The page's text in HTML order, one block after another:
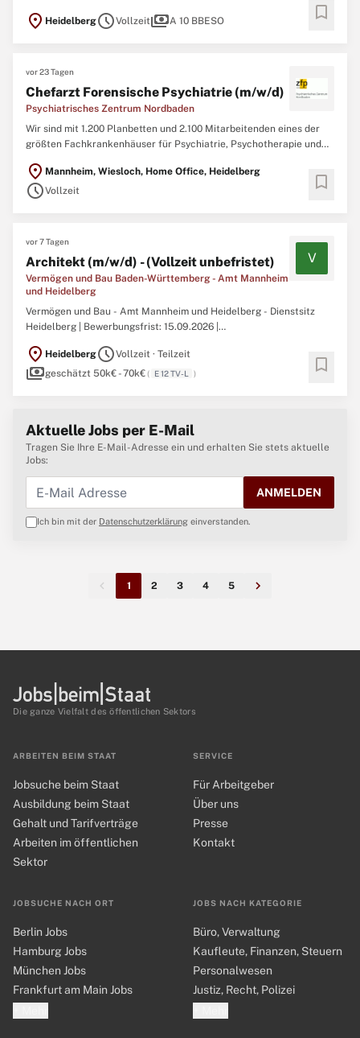
Stadtkreise Mannheim und Heidelberg sowie den Rhein-Neckar-
location_on HeidelbergscheduleVollzeitpaymentsA 10 BBESO bookmark
vor 23 Tagen
Chefarzt Forensische Psychiatrie (m/w/d)
Psychiatrisches Zentrum Nordbaden
Wir sind mit 1.200 Planbetten und 2.100 Mitarbeitenden eines der
größten Fachkrankenhäuser für Psychiatrie, Psychotherapie und
Kliniken an mehreren Standorten behandeln wir Patient*innen aus
dem gesamten Spektrum der Erwachsenenpsychiatrie und ...
location_on Mannheim, Wiesloch, Home Office, Heidelberg
scheduleVollzeit bookmark
vor 7 Tagen
Architekt (m/w/d) - (Vollzeit unbefristet)
Vermögen und Bau Baden-Württemberg - Amt Mannheim
und Heidelberg
V
Vermögen und Bau - Amt Mannheim und Heidelberg - Dienstsitz
Heidelberg | Bewerbungsfrist: 15.09.2026 |
12 Architekt und Architektin (w/m/d)Vollzeit / Teilzeit / unbefristet /
VBBW-Amt-MA-HD-082Mitarbeit in einem Projektteam für ein
location_on HeidelbergscheduleVollzeit · Teilzeit
paymentsgeschätzt 50k€ - 70k€( E 12 TV-L ) bookmark
Aktuelle Jobs per E-Mail
Tragen Sie Ihre E-Mail-Adresse ein und erhalten Sie stets aktuelle
Jobs:
ANMELDEN
Ich bin mit der Datenschutzerklärung einverstanden.
1 2 3 4 5
Die ganze Vielfalt des öffentlichen Sektors
ARBEITEN BEIM STAAT
Jobsuche beim Staat
Ausbildung beim Staat
Gehalt und Tarifverträge
Arbeiten im öffentlichen
Sektor
JOBSUCHE NACH ORT
Berlin Jobs
Hamburg Jobs
München Jobs
Frankfurt am Main Jobs
JOBS NACH KATEGORIE
Büro, Verwaltung
Kaufleute, Finanzen, Steuern
Personalwesen
Justiz, Recht, Polizei
SERVICE
Für Arbeitgeber
Über uns
Presse
Kontakt